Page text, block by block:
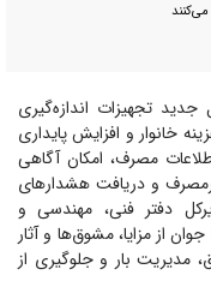
می‌کنند
تجهیزات اندازه‌گیری
و افزایش پایداری
مصرف، امکان آگاهی
و دریافت هشدار‌های
دفتر فنی، مهندسی و
از مزایا، مشوق‌ها و آثار
مدیریت بار و جلوگیری از